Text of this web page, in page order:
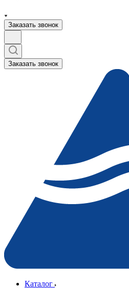
Заказать звонок
Заказать звонок
Каталог